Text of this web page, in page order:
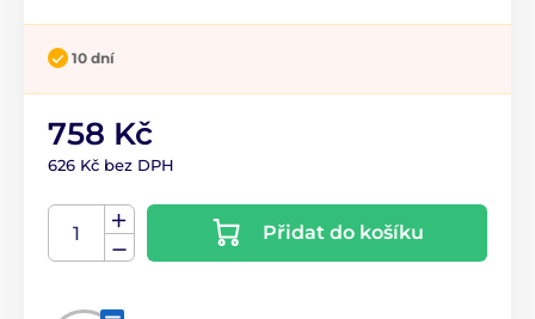
10 dní
758 Kč
626 Kč bez DPH
Přidat do košíku